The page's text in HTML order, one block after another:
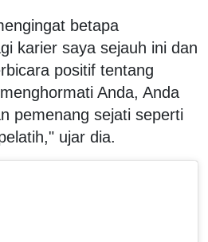
betapa
karier saya sejauh ini dan
positif tentang
Anda, Anda
pemenang sejati seperti
ujar dia.